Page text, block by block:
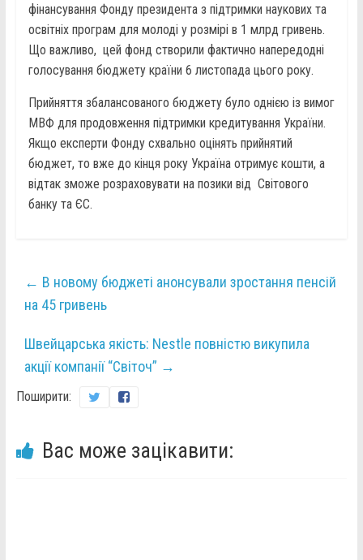
фінансування Фонду президента з підтримки наукових та
освітніх програм для молоді у розмірі в 1 млрд гривень.
Що важливо, цей фонд створили фактично напередодні
голосування бюджету країни 6 листопада цього року.
Прийняття збалансованого бюджету було однією із вимог
МВФ для продовження підтримки кредитування України.
Якщо експерти Фонду схвально оцінять прийнятий
бюджет, то вже до кінця року Україна отримує кошти, а
відтак зможе розраховувати на позики від Світового
банку та ЄС.
← В новому бюджеті анонсували зростання пенсій
на 45 гривень
Швейцарська якість: Nestle повністю викупила
акції компанії “Світоч” →
Поширити:
Вас може зацікавити: